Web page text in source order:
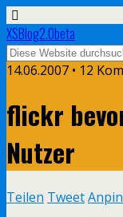
XSBlog2.0beta
14.06.2007 • 12
flickr
Nutzer
Teilen Tweet